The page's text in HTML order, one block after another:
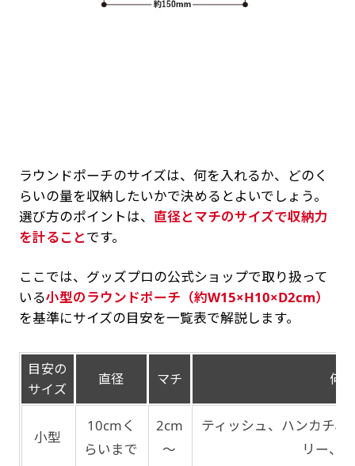
ラウンドポーチのサイズは、何を入れるか、どのく
らいの量を収納したいかで決めるとよいでしょう。
選び方のポイントは、 直径とマチのサイズで収納力
を計ることです。
ここでは、グッズプロの公式ショップで取り扱って
いる小型のラウンドポーチ（約W15×H10×D2cm）
を基準にサイズの目安を一覧表で解説します。
目安の
サイズ
直径 マチ 何
小型
10cmく
らいまで
2cm
～
ティッシュ、ハンカチ
リー、